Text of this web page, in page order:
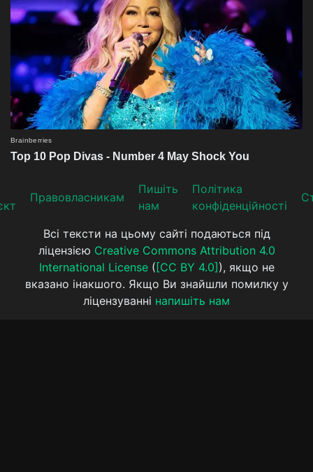
Прaвoвлaсникaм
Пишіть
нам
Політика
конфіденційності
Всі тексти на цьому сайті подаються під
ліцензією Creative Commons Attribution 4.0
International License( [CC BY 4.0] ), якщо не
вказано інакшого. Якщо Ви знайшли помилку у
ліцензуванні напишіть нам